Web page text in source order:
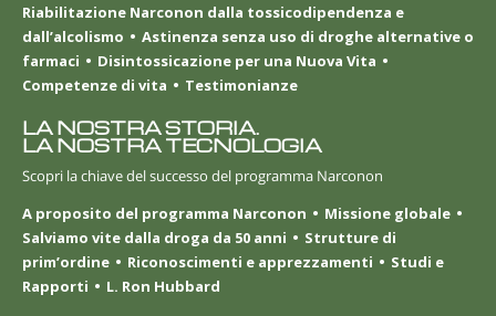
Riabilitazione Narconon dalla tossicodipendenza e
dall’alcolismo
Astinenza senza uso di droghe alternative o
farmaci
Disintossicazione per una Nuova Vita
Competenze di vita
Testimonianze
LA NOSTRA STORIA.
LA NOSTRA TECNOLOGIA
Scopri la chiave del successo del programma Narconon
A proposito del programma Narconon
Missione globale
Salviamo vite dalla droga da 50 anni
Strutture di
prim’ordine
Riconoscimenti e apprezzamenti
Studi e
Rapporti
L. Ron Hubbard